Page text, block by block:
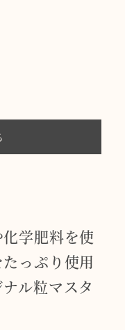
学肥料を使
っぷり使用
ル粒マスタ